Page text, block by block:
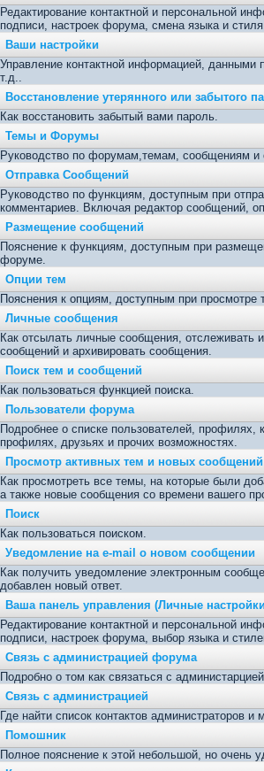
Редактирование контактной и персональной
подписи, настроек форума, смена языка и
Ваши настройки
Управление контактной информацией,
т.д..
Восстановление утерянного или забытого
Как восстановить забытый вами пароль.
Темы и Форумы
Руководство по форумам,темам, сообщениям и
Отправка Сообщений
Руководство по функциям, доступным при
комментариев. Включая редактор сообщений,
Размещение сообщений
Пояснение к функциям, доступным при
форуме.
Опции тем
Пояснения к опциям, доступным при просмотре
Личные сообщения
Как отсылать личные сообщения, отслеживать
сообщений и архивировать сообщения.
Поиск тем и сообщений
Как пользоваться функцией поиска.
Пользователи форума
Подробнее о списке пользователей, профилях,
профилях, друзьях и прочих возможностях.
Просмотр активных тем и новых сообщений
Как просмотреть все темы, на которые были
а также новые сообщения со времени вашего
Поиск
Как пользоваться поиском.
Уведомление на е-mail о новом сообщении
Как получить уведомление электронным
добавлен новый ответ.
Ваша панель управления (Личные
Редактирование контактной и персональной
подписи, настроек форума, выбор языка и
Связь с администрацией форума
Подробно о том как связаться с
Связь с администрацией
Где найти список контактов администраторов
Помошник
Полное пояснение к этой небольшой, но очень